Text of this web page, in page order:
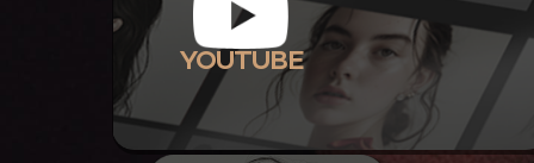
YOUTUBE